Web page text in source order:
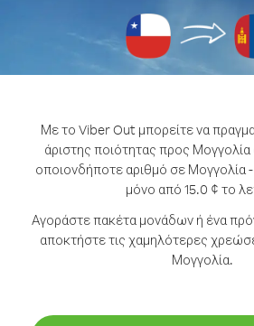
Με το Viber Out μπορείτε να
άριστης ποιότητας προς Μογγολία
οποιονδήποτε αριθμό σε Μογγολία
μόνο από 15.0 ¢ το
Αγοράστε πακέτα μονάδων ή ένα
αποκτήστε τις χαμηλότερες
Μογγολία.